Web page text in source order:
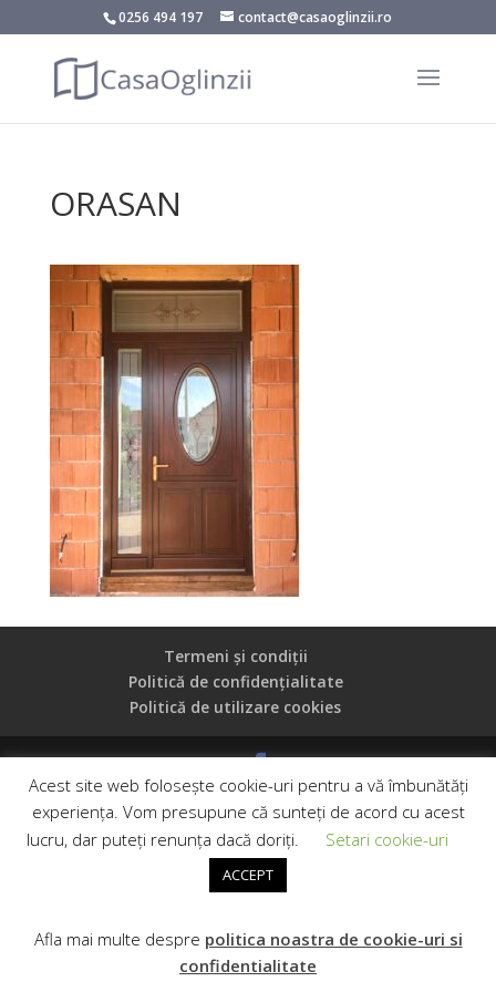
0256 494 197 contact@casaoglinzii.ro
ORASAN
Termeni și condiții
Politică de confidențialitate
Politică de utilizare cookies
Copyright © 2019 Casa Oglinzii, CUI: 41154830, Reg.
Com. J35/2227/2019
Acest site web folosește cookie-uri pentru a vă îmbunătăți
experiența. Vom presupune că sunteți de acord cu acest
lucru, dar puteți renunța dacă doriți.
Setari cookie-uri
ACCEPT
Afla mai multe despre politica noastra de cookie-uri si
confidentialitate